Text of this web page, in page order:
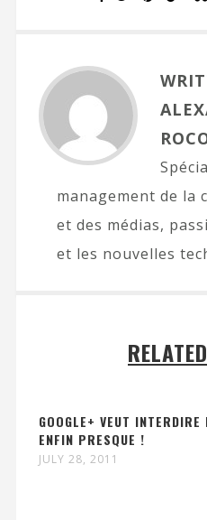
management de la
et des médias,
et les nouvelles
GOOGLE+ VEUT INTERDIRE
ENFIN PRESQUE !
JULY 28, 2011